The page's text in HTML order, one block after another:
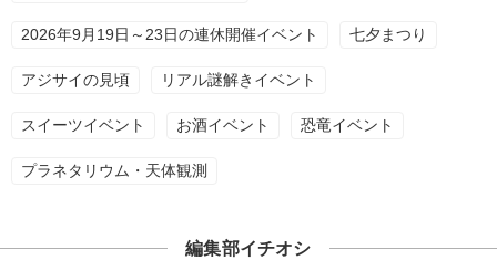
2026年9月19日～23日の連休開催イベント 七夕まつり
アジサイの見頃 リアル謎解きイベント
スイーツイベント お酒イベント 恐竜イベント
プラネタリウム・天体観測
編集部イチオシ